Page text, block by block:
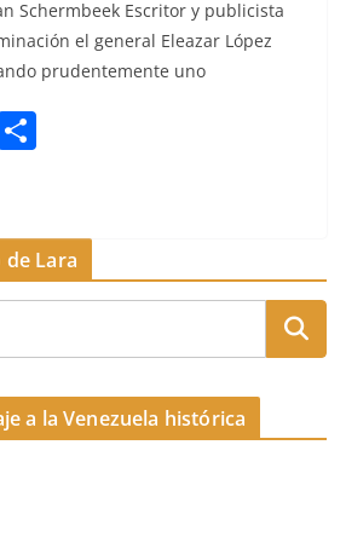
m
p
Schermbeek Escritor y pub­licista
el gen­er­al Eleazar López
pru­den­te­mente uno
p
ar
de Lara
a la Venezuela histórica